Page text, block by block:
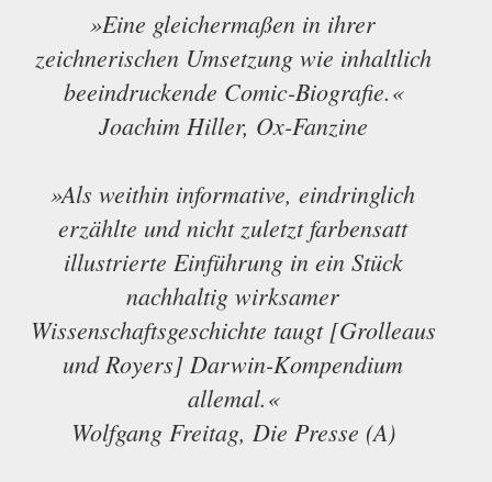
»Eine gleichermaßen in ihrer
zeichnerischen Umsetzung wie inhaltlich
beeindruckende Comic-Biografie.«
Joachim Hiller, Ox-Fanzine
»Als weithin informative, eindringlich
erzählte und nicht zuletzt farbensatt
illustrierte Einführung in ein Stück
nachhaltig wirksamer
Wissenschaftsgeschichte taugt [Grolleaus
und Royers] Darwin-Kompendium
allemal.«
Wolfgang Freitag, Die Presse (A)